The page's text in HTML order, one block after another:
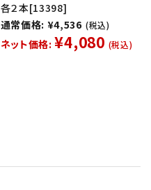
各２本[13398]
通常価格: ¥4,536 (税込)
ネット価格: ¥4,080 (税込)